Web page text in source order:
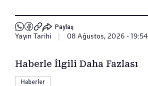
Paylaş
Yayın Tarihi 08 Ağustos, 2026 - 19:54
Haberle İlgili Daha Fazlası
Haberler